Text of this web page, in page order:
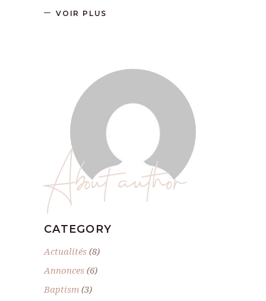
VOIR PLUS
About author
CATEGORY
Actualités (8)
Annonces (6)
Baptism (3)